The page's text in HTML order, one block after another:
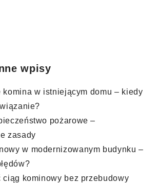
wpisy
komina w istniejącym domu – kiedy
pożarowe –
zasady
w modernizowanym budynku –
ciąg kominowy bez przebudowy